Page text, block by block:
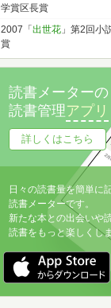
学賞区長賞
2007「 出世花 」第2回小
賞
読書メーターの
読書管理アプリ
詳しくはこちら
日々の読書量を簡単に
読書メーターです。
新たな本との出会いや
読書をもっと楽しくしま